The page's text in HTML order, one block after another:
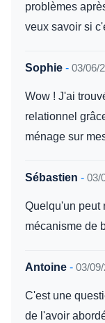
problèmes
veux savoir si
Sophie - 03/06/
Wow ! J'ai
relationnel
ménage sur
Sébastien - 03/
Quelqu'un peut
mécanisme de
Antoine - 03/
C'est une
de l'avoir